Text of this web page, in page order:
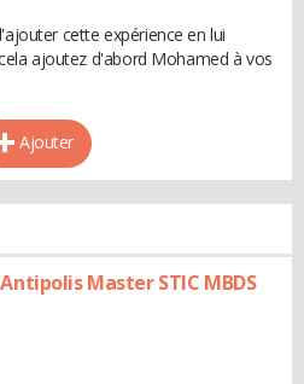
cette expérience en lui
ajoutez d'abord Mohamed à vos
Ajouter
Master STIC MBDS